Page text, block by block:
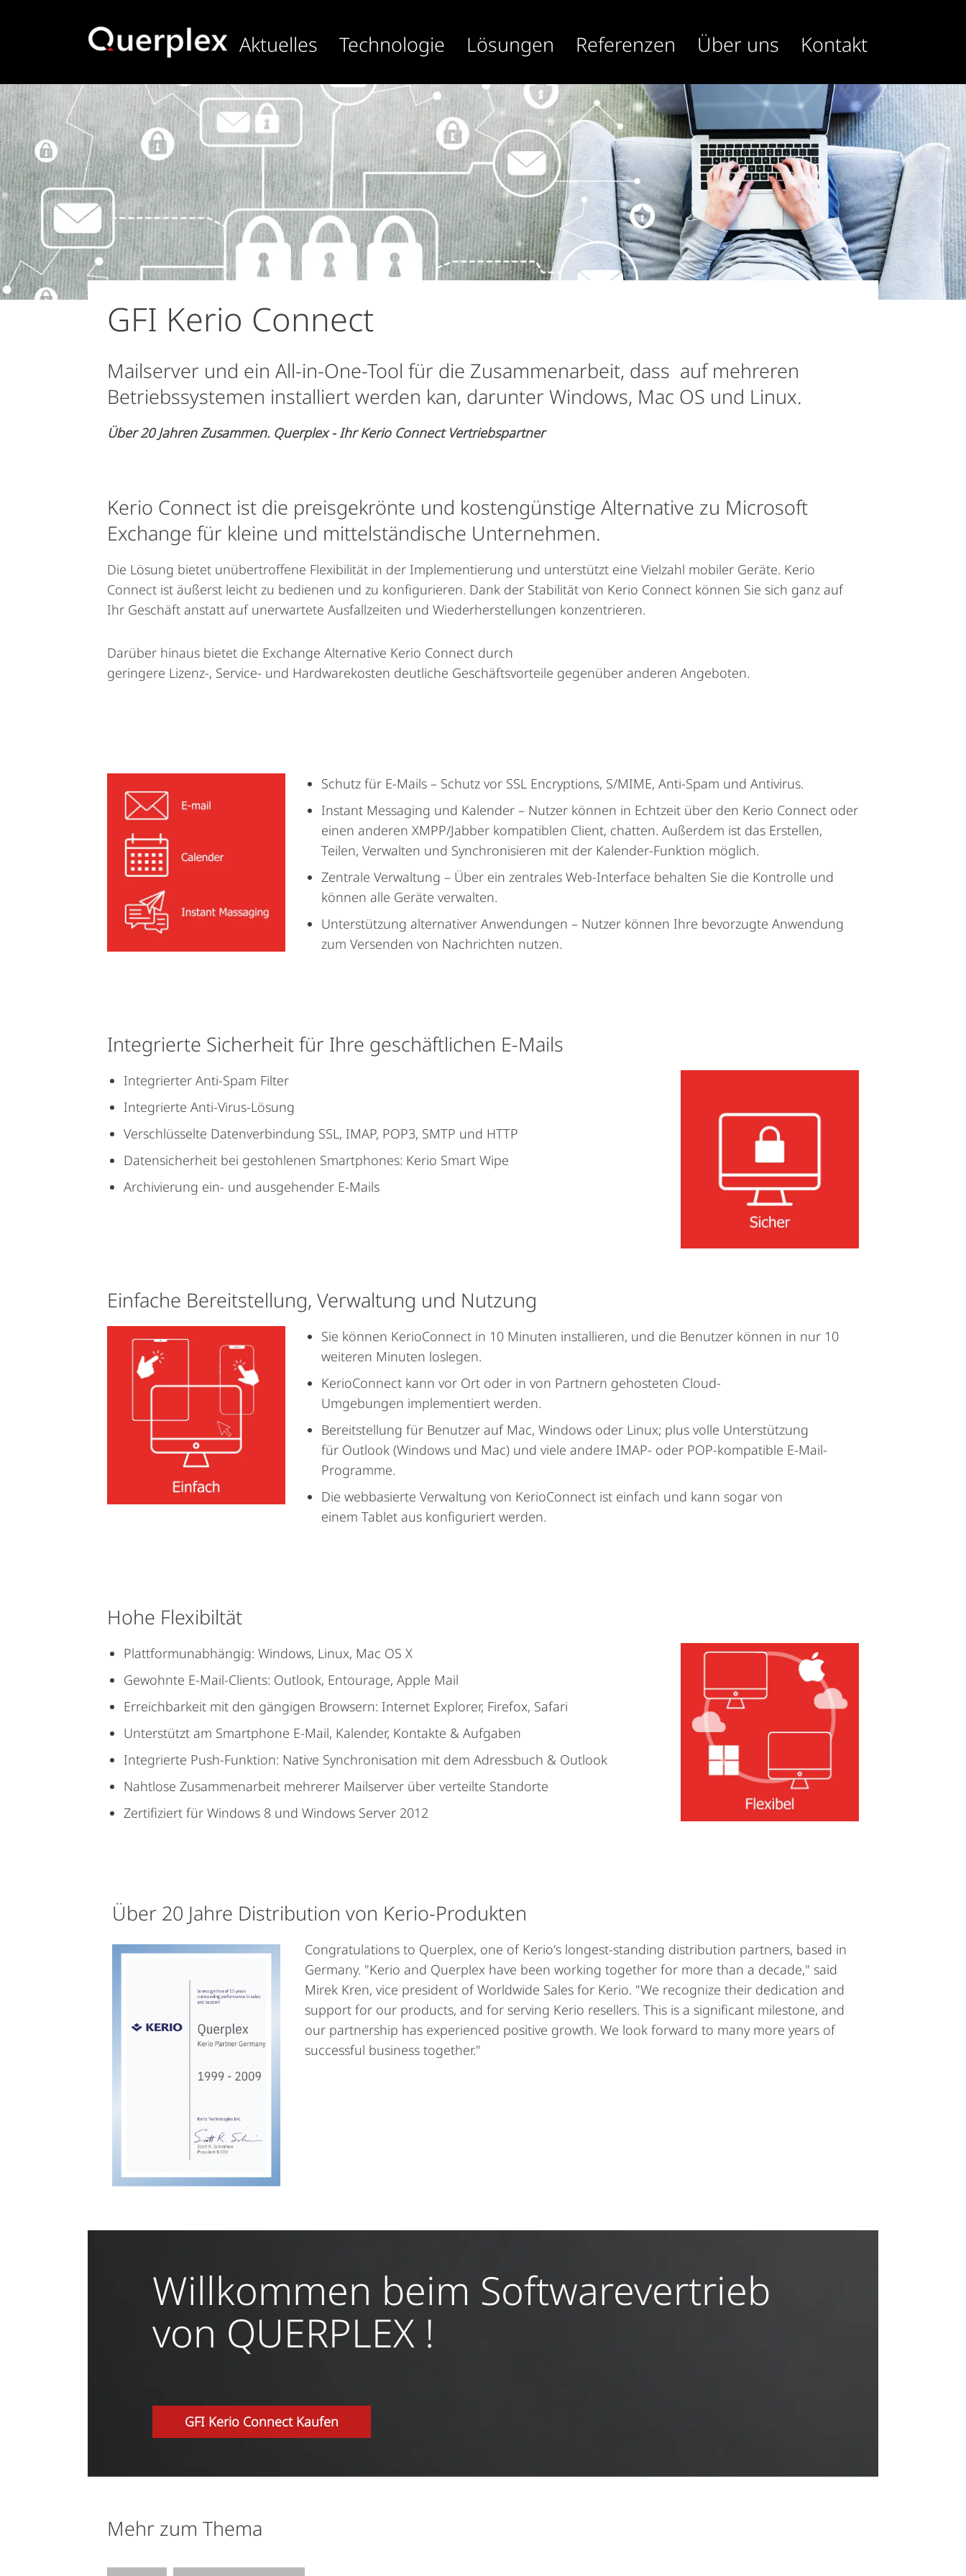
Aktuelles Technologie Lösungen Referenzen Über uns Kontakt
GFI Kerio Connect
Mailserver und ein All-in-One-Tool für die Zusammenarbeit, dass auf mehreren
Betriebssystemen installiert werden kan, darunter Windows, Mac OS und Linux.
Über 20 Jahren Zusammen. Querplex - Ihr Kerio Connect Vertriebspartner
Kerio Connect ist die preisgekrönte und kostengünstige Alternative zu Microsoft
Exchange für kleine und mittelständische Unternehmen.
Die Lösung bietet unübertroffene Flexibilität in der Implementierung und unterstützt eine Vielzahl mobiler Geräte. Kerio
Connect ist äußerst leicht zu bedienen und zu konfigurieren. Dank der Stabilität von Kerio Connect können Sie sich ganz auf
Ihr Geschäft anstatt auf unerwartete Ausfallzeiten und Wiederherstellungen konzentrieren.
Darüber hinaus bietet die Exchange Alternative Kerio Connect durch
geringere Lizenz-, Service- und Hardwarekosten deutliche Geschäftsvorteile gegenüber anderen Angeboten.
Schutz für E-Mails – Schutz vor SSL Encryptions, S/MIME, Anti-Spam und Antivirus.
Instant Messaging und Kalender – Nutzer können in Echtzeit über den Kerio Connect oder
einen anderen XMPP/Jabber kompatiblen Client, chatten. Außerdem ist das Erstellen,
Teilen, Verwalten und Synchronisieren mit der Kalender-Funktion möglich.
Zentrale Verwaltung – Über ein zentrales Web-Interface behalten Sie die Kontrolle und
können alle Geräte verwalten.
Unterstützung alternativer Anwendungen – Nutzer können Ihre bevorzugte Anwendung
zum Versenden von Nachrichten nutzen.
Integrierte Sicherheit für Ihre geschäftlichen E-Mails
Integrierter Anti-Spam Filter
Integrierte Anti-Virus-Lösung
Verschlüsselte Datenverbindung SSL, IMAP, POP3, SMTP und HTTP
Datensicherheit bei gestohlenen Smartphones: Kerio Smart Wipe
Archivierung ein- und ausgehender E-Mails
Einfache Bereitstellung, Verwaltung und Nutzung
Sie können KerioConnect in 10 Minuten installieren, und die Benutzer können in nur 10
weiteren Minuten loslegen.
KerioConnect kann vor Ort oder in von Partnern gehosteten Cloud-
Umgebungen implementiert werden.
Bereitstellung für Benutzer auf Mac, Windows oder Linux; plus volle Unterstützung
für Outlook (Windows und Mac) und viele andere IMAP- oder POP-kompatible E-Mail-
Programme.
Die webbasierte Verwaltung von KerioConnect ist einfach und kann sogar von
einem Tablet aus konfiguriert werden.
Hohe Flexibiltät
Plattformunabhängig: Windows, Linux, Mac OS X
Gewohnte E-Mail-Clients: Outlook, Entourage, Apple Mail
Erreichbarkeit mit den gängigen Browsern: Internet Explorer, Firefox, Safari
Unterstützt am Smartphone E-Mail, Kalender, Kontakte & Aufgaben
Integrierte Push-Funktion: Native Synchronisation mit dem Adressbuch & Outlook
Nahtlose Zusammenarbeit mehrerer Mailserver über verteilte Standorte
Zertifiziert für Windows 8 und Windows Server 2012
Über 20 Jahre Distribution von Kerio-Produkten
Congratulations to Querplex, one of Kerio's longest-standing distribution partners, based in
Germany. "Kerio and Querplex have been working together for more than a decade," said
Mirek Kren, vice president of Worldwide Sales for Kerio. "We recognize their dedication and
support for our products, and for serving Kerio resellers. This is a significant milestone, and
our partnership has experienced positive growth. We look forward to many more years of
successful business together."
Willkommen beim Softwarevertrieb
von QUERPLEX !
GFI Kerio Connect Kaufen
Mehr zum Thema